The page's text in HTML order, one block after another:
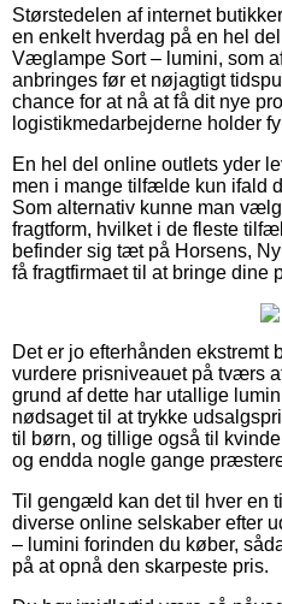
Størstedelen af internet
en enkelt hverdag på en hel
Væglampe Sort – lumini, som
anbringes før et nøjagtigt
chance for at nå at få dit nye
logistikmedarbejderne holder
En hel del online outlets yder
men i mange tilfælde kun ifald
Som alternativ kunne man
fragtform, hvilket i de fleste
befinder sig tæt på Horsens,
få fragtfirmaet til at bringe dine
Det er jo efterhånden ekstremt
vurdere prisniveauet på tværs
grund af dette har utallige
nødsaget til at trykke
til børn, og tillige også til
og endda nogle gange
Til gengæld kan det til hver en
diverse online selskaber efter
– lumini forinden du køber,
på at opnå den skarpeste pris.